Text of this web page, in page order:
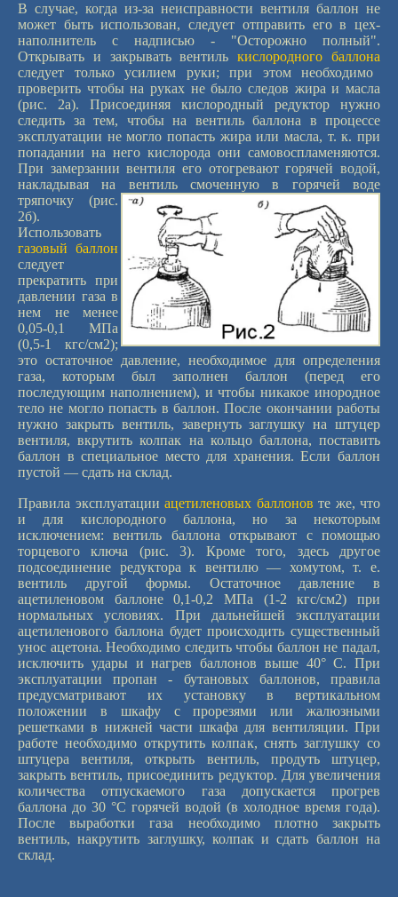
В случае, когда из-за неисправности вентиля баллон не
может быть использован, следует отправить его в цех-
наполнитель с надписью - "Осторожно полный".
Открывать и закрывать вентилькислородного баллона
следует только усилием руки; при этом необходимо
проверить чтобы на руках не было следов жира и масла
(рис. 2а). Присоединяя кислородный редуктор нужно
следить за тем, чтобы на вентиль баллона в процессе
эксплуатации не могло попасть жира или масла, т. к. при
попадании на него кислорода они самовоспламеняются.
При замерзании вентиля его отогревают горячей водой,
накладывая на вентиль смоченную в горячей воде
тряпочку (рис.
2б).
Использовать
газовый баллон
следует
прекратить при
давлении газа в
нем не менее
0,05-0,1 МПа
(0,5-1 кгс/см2);
это остаточное давление, необходимое для определения
газа, которым был заполнен баллон (перед его
последующим наполнением), и чтобы никакое инородное
тело не могло попасть в баллон. После окончании работы
нужно закрыть вентиль, завернуть заглушку на штуцер
вентиля, вкрутить колпак на кольцо баллона, поставить
баллон в специальное место для хранения. Если баллон
пустой — сдать на склад.
Правила эксплуатации ацетиленовых баллонов те же, что
и для кислородного баллона, но за некоторым
исключением: вентиль баллона открывают с помощью
торцевого ключа (рис. 3). Кроме того, здесь другое
подсоединение редуктора к вентилю — хомутом, т. е.
вентиль другой формы. Остаточное давление в
ацетиленовом баллоне 0,1-0,2 МПа (1-2 кгс/см2) при
нормальных условиях. При дальнейшей эксплуатации
ацетиленового баллона будет происходить существенный
унос ацетона. Необходимо следить чтобы баллон не падал,
исключить удары и нагрев баллонов выше 40° С. При
эксплуатации пропан - бутановых баллонов, правила
предусматривают их установку в вертикальном
положении в шкафу с прорезями или жалюзными
решетками в нижней части шкафа для вентиляции. При
работе необходимо открутить колпак, снять заглушку со
штуцера вентиля, открыть вентиль, продуть штуцер,
закрыть вентиль, присоединить редуктор. Для увеличения
количества отпускаемого газа допускается прогрев
баллона до 30 °С горячей водой (в холодное время года).
После выработки газа необходимо плотно закрыть
вентиль, накрутить заглушку, колпак и сдать баллон на
склад.